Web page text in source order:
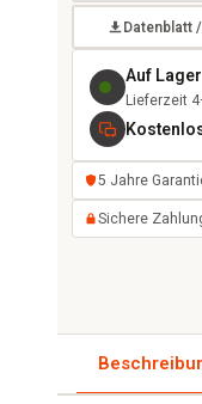
Datenblatt
Auf Lager
Lieferzeit
5 Jahre
Sichere